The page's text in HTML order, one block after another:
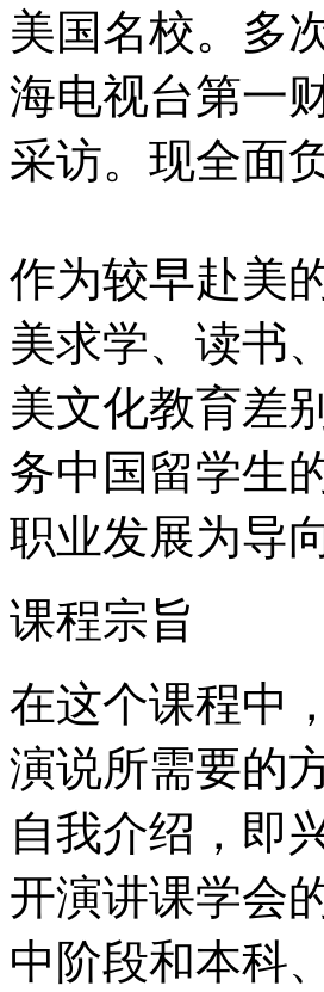
美国名校。多
海电视台第一
采访。现全面
作为较早赴美
美求学、读书
美文化教育差
务中国留学生
职业发展为导
课程宗旨
在这个课程中
演说所需要的
自我介绍，即
开演讲课学会
中阶段和本科